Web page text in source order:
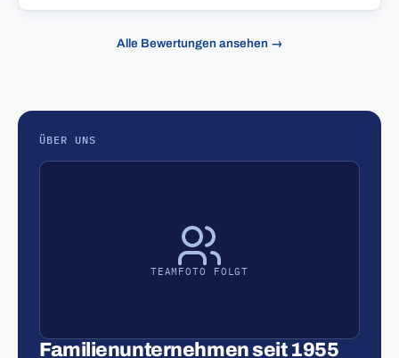
Alle Bewertungen ansehen →
ÜBER UNS
TEAMFOTO FOLGT
Familienunternehmen seit 1955